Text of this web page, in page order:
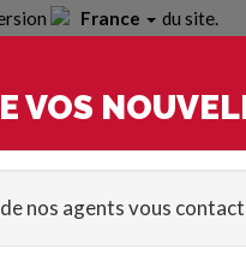
France du site.
Demandez
VOS
nos agents vous